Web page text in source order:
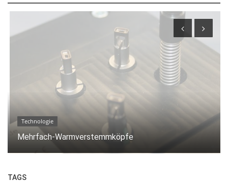
Technologie
Mehrfach-Warmverstemmköpfe
TAGS